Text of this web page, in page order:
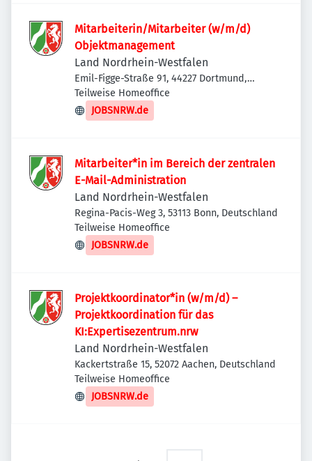
Mitarbeiterin/Mitarbeiter (w/m/d)
Objektmanagement
Land Nordrhein-Westfalen
Emil-Figge-Straße 91, 44227 Dortmund,
Deutschland
Teilweise Homeoffice
JOBSNRW.de
Mitarbeiter*in im Bereich der zentralen
E-Mail-Administration
Land Nordrhein-Westfalen
Regina-Pacis-Weg 3, 53113 Bonn, Deutschland
Teilweise Homeoffice
JOBSNRW.de
Projektkoordinator*in (w/m/d) –
Projektkoordination für das
KI:Expertisezentrum.nrw
Land Nordrhein-Westfalen
Kackertstraße 15, 52072 Aachen, Deutschland
Teilweise Homeoffice
JOBSNRW.de